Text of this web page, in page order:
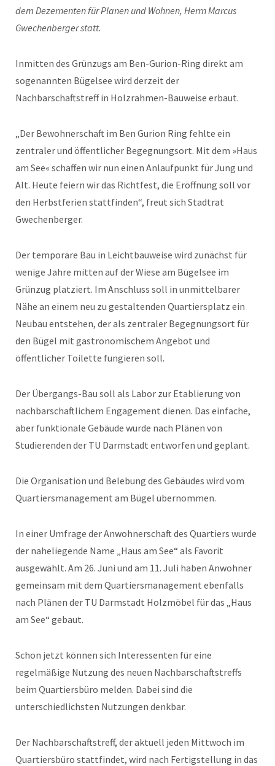
dem Dezernenten für Planen und Wohnen, Herrn Marcus
Gwechenberger statt.
Inmitten des Grünzugs am Ben-Gurion-Ring direkt am
sogenannten Bügelsee wird derzeit der
Nachbarschaftstreff in Holzrahmen-Bauweise erbaut.
„Der Bewohnerschaft im Ben Gurion Ring fehlte ein
zentraler und öffentlicher Begegnungsort. Mit dem »Haus
am See« schaffen wir nun einen Anlaufpunkt für Jung und
Alt. Heute feiern wir das Richtfest, die Eröffnung soll vor
den Herbstferien stattfinden“, freut sich Stadtrat
Gwechenberger.
Der temporäre Bau in Leichtbauweise wird zunächst für
wenige Jahre mitten auf der Wiese am Bügelsee im
Grünzug platziert. Im Anschluss soll in unmittelbarer
Nähe an einem neu zu gestaltenden Quartiersplatz ein
Neubau entstehen, der als zentraler Begegnungsort für
den Bügel mit gastronomischem Angebot und
öffentlicher Toilette fungieren soll.
Der Übergangs-Bau soll als Labor zur Etablierung von
nachbarschaftlichem Engagement dienen. Das einfache,
aber funktionale Gebäude wurde nach Plänen von
Studierenden der TU Darmstadt entworfen und geplant.
Die Organisation und Belebung des Gebäudes wird vom
Quartiersmanagement am Bügel übernommen.
In einer Umfrage der Anwohnerschaft des Quartiers wurde
der naheliegende Name „Haus am See“ als Favorit
ausgewählt. Am 26. Juni und am 11. Juli haben Anwohner
gemeinsam mit dem Quartiersmanagement ebenfalls
nach Plänen der TU Darmstadt Holzmöbel für das „Haus
am See“ gebaut.
Schon jetzt können sich Interessenten für eine
regelmäßige Nutzung des neuen Nachbarschaftstreffs
beim Quartiersbüro melden. Dabei sind die
unterschiedlichsten Nutzungen denkbar.
Der Nachbarschaftstreff, der aktuell jeden Mittwoch im
Quartiersbüro stattfindet, wird nach Fertigstellung in das